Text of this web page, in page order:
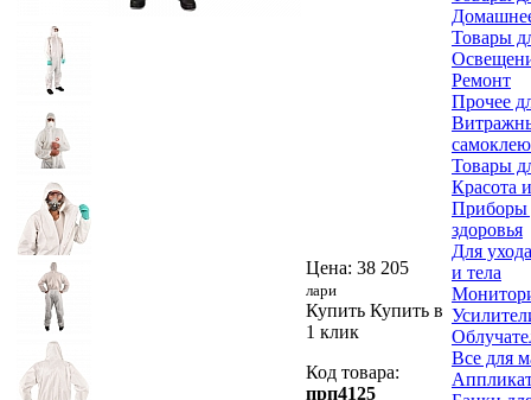
Цена: 38 205
лари
Купить Купить в
1 клик
Код товара:
прп4125
Товары
Ремонт
Прочее
Товары
Красота
Приборы
здоровья
Для
и тела
Все для